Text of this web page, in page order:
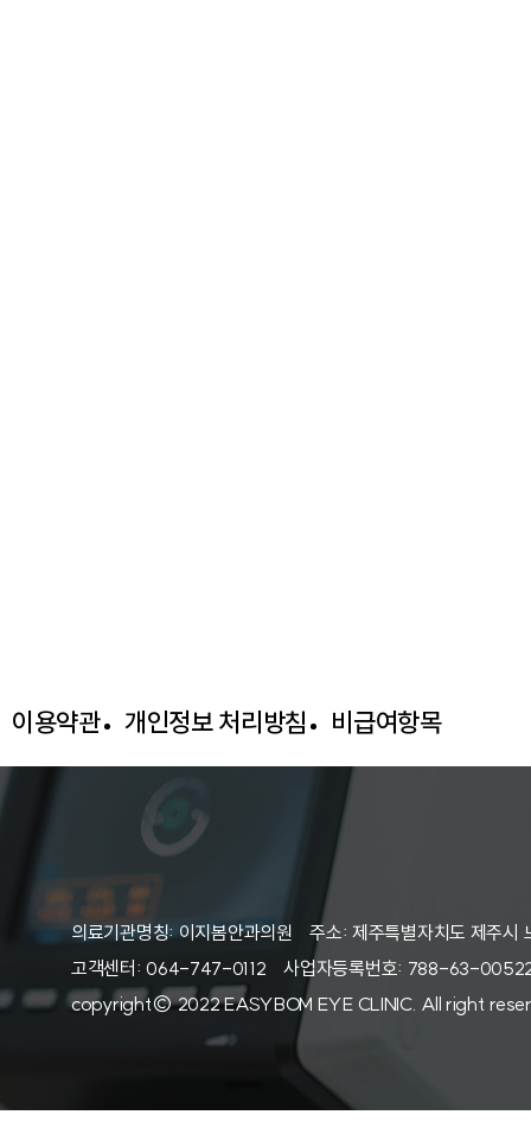
이용약관 개인정보 처리방침 비급여항목
의료기관명칭: 이지봄안과의원 주소: 제주특별자치도 제주시
고객센터: 064-747-0112 사업자등록번호: 788-63-00522
copyright© 2022 EASYBOM EYE CLINIC. All right